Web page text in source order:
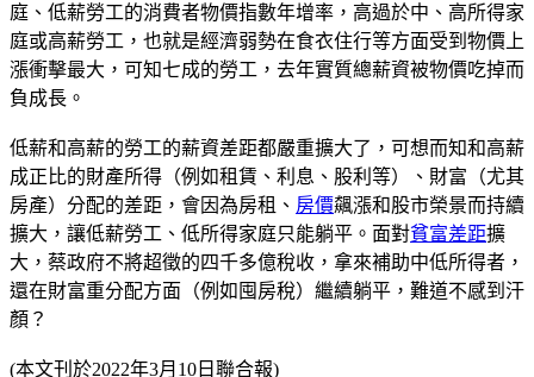
庭、低薪勞工的消費者物價指數年增率，高過於中、高所得家
庭或高薪勞工，也就是經濟弱勢在食衣住行等方面受到物價上
漲衝擊最大，可知七成的勞工，去年實質總薪資被物價吃掉而
負成長。
低薪和高薪的勞工的薪資差距都嚴重擴大了，可想而知和高薪
成正比的財產所得（例如租賃、利息、股利等）、財富（尤其
房產）分配的差距，會因為房租、 房價飆漲和股市榮景而持續
擴大，讓低薪勞工、低所得家庭只能躺平。面對貧富差距擴
大，蔡政府不將超徵的四千多億稅收，拿來補助中低所得者，
還在財富重分配方面（例如囤房稅）繼續躺平，難道不感到汗
顏？
(本文刊於2022年3月10日聯合報)